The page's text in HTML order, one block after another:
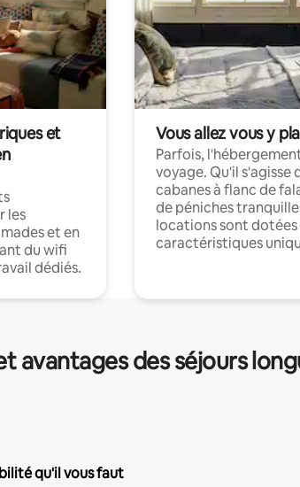
et
les
et en
du wifi
dédiés.
Vous allez vous y
Parfois,
voyage. Qu'il s'agisse
cabanes à flanc de
de péniches
locations sont dotées
caractéristiques
avantages des séjours
qu'il vous faut